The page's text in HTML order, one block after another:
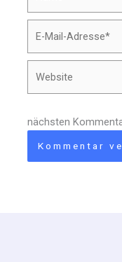
Mail-
Adresse*
nächsten